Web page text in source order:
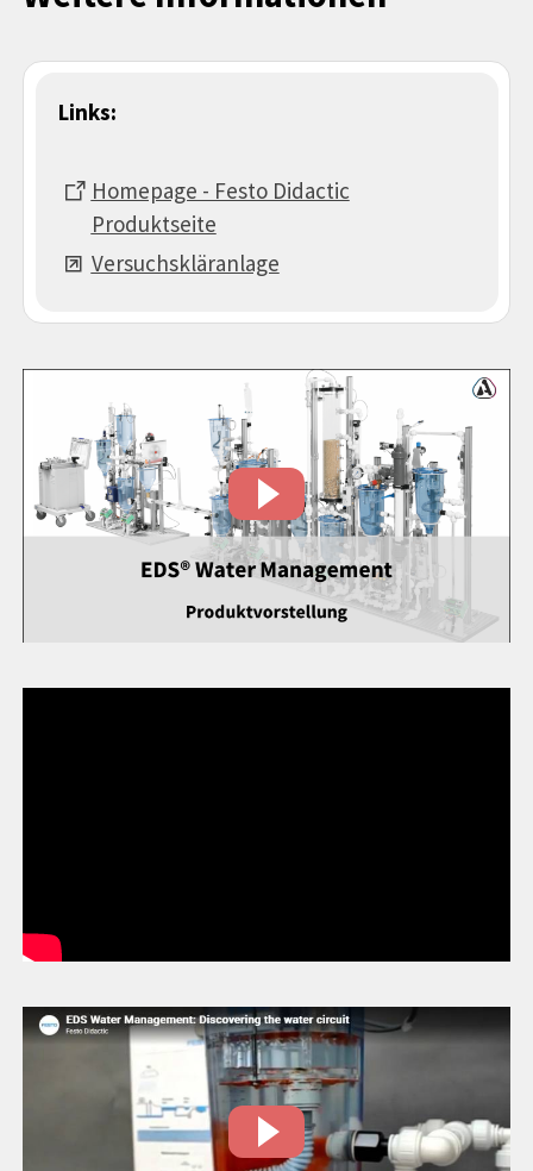
Links:
Homepage - Festo Didactic
Produktseite
Versuchskläranlage